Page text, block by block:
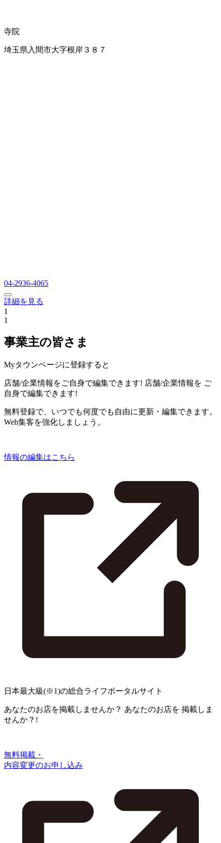
寺院
埼玉県入間市大字根岸３８７
04-2936-4065
詳細を見る
1
1
事業主の皆さま
Myタウンページに登録すると
店舗/企業情報をご自身で編集できます! 店舗/企業情報を ご
自身で編集できます!
無料登録で、いつでも何度でも自由に更新・編集できます。
Web集客を強化しましょう。
情報の編集はこちら
日本最大級(※1)の総合ライフポータルサイト
あなたのお店を掲載しませんか？ あなたのお店を 掲載しま
せんか？!
無料掲載・
内容変更のお申し込み